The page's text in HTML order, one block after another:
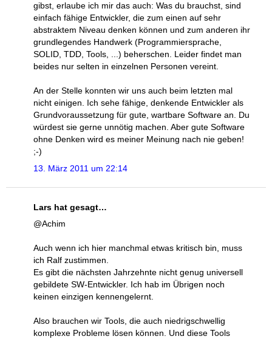
gibst, erlaube ich mir das auch: Was du brauchst, sind
einfach fähige Entwickler, die zum einen auf sehr
abstraktem Niveau denken können und zum anderen ihr
grundlegendes Handwerk (Programmiersprache,
SOLID, TDD, Tools, ...) beherschen. Leider findet man
beides nur selten in einzelnen Personen vereint.
An der Stelle konnten wir uns auch beim letzten mal
nicht einigen. Ich sehe fähige, denkende Entwickler als
Grundvoraussetzung für gute, wartbare Software an. Du
würdest sie gerne unnötig machen. Aber gute Software
ohne Denken wird es meiner Meinung nach nie geben!
;-)
13. März 2011 um 22:14
Lars hat gesagt…
@Achim
Auch wenn ich hier manchmal etwas kritisch bin, muss
ich Ralf zustimmen.
Es gibt die nächsten Jahrzehnte nicht genug universell
gebildete SW-Entwickler. Ich hab im Übrigen noch
keinen einzigen kennengelernt.
Also brauchen wir Tools, die auch niedrigschwellig
komplexe Probleme lösen können. Und diese Tools